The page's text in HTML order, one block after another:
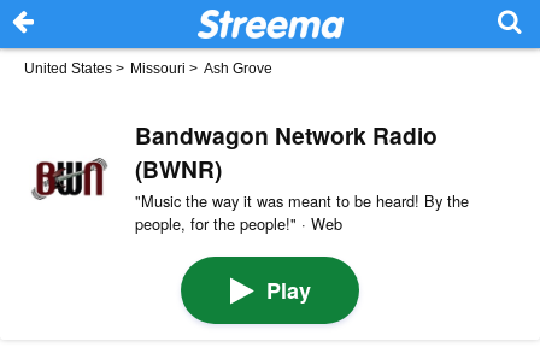
United States > Missouri > Ash Grove
Bandwagon Network Radio
(BWNR)
"Music the way it was meant to be heard! By the
people, for the people!" · Web
Play